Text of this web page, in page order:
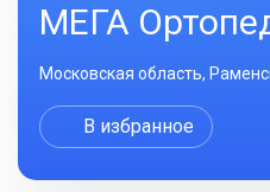
МЕГА
Московская область,
В избранное